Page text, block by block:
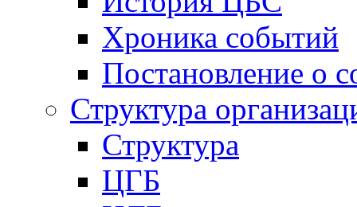
Хроника событий
Постановление о
Структура
Структура
ЦГБ